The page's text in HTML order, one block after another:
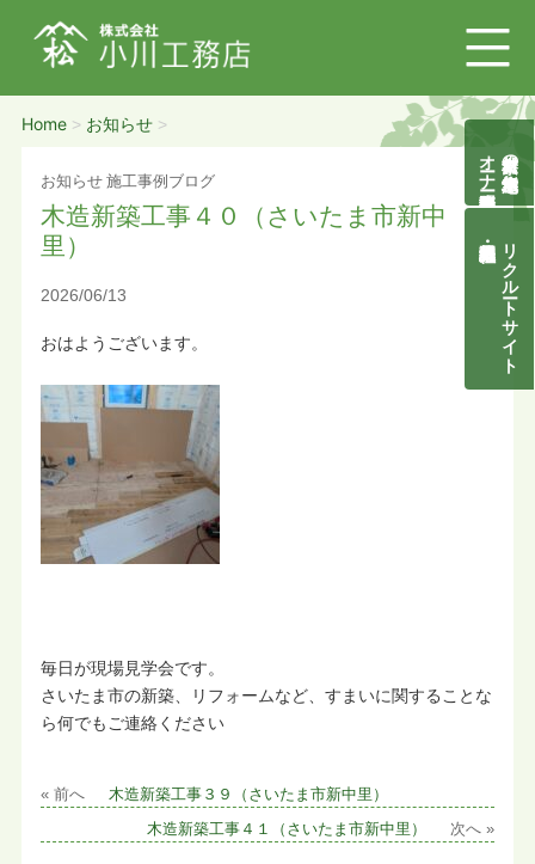
Home> お知らせ>
お知らせ 施工事例ブログ
木造新築工事４０（さいたま市新中
里）
2026/06/13
おはようございます。
毎日が現場見学会です。
さいたま市の新築、リフォームなど、すまいに関することな
ら何でもご連絡ください
« 前へ 木造新築工事３９（さいたま市新中里）
木造新築工事４１（さいたま市新中里） 次へ »
自然素材の無垢木造住宅
オーナー様募集説明会
リクルートサイト